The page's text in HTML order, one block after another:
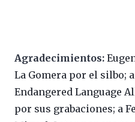
Agradecimientos:
La Gomera por el silbo;
Endangered Language
por sus grabaciones; a